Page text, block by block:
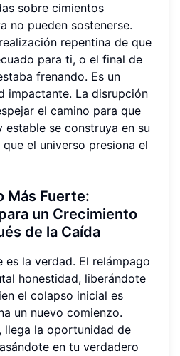
sobre cimientos
no pueden sostenerse.
repentina de que
para ti, o el final de
frenando. Es un
impactante. La disrupción
el camino para que
se construya en su
el universo presiona el
Más Fuerte:
un Crecimiento
de la Caída
es la verdad. El relámpago
honestidad, liberándote
el colapso inicial es
un nuevo comienzo.
llega la oportunidad de
en tu verdadero